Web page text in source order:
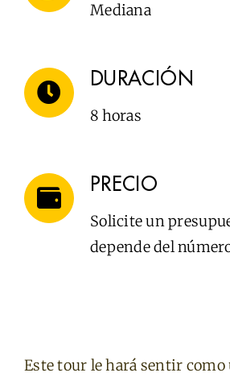
Mediana
DURACIÓN
8 horas
PRECIO
Solicite un
depende del
Este tour le hará sentir como